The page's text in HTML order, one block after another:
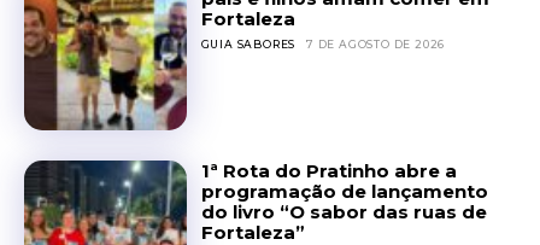
Fortaleza
GUIA SABORES 7 DE AGOSTO DE 2026
1ª Rota do Pratinho abre a
programação de lançamento
do livro “O sabor das ruas de
Fortaleza”